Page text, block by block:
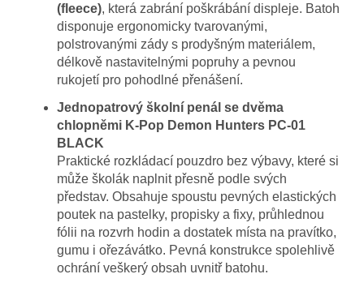
(fleece), která zabrání poškrábání displeje. Batoh
disponuje ergonomicky tvarovanými,
polstrovanými zády s prodyšným materiálem,
délkově nastavitelnými popruhy a pevnou
rukojetí pro pohodlné přenášení.
Jednopatrový školní penál se dvěma
chlopněmi K-Pop Demon Hunters PC-01
BLACK
Praktické rozkládací pouzdro bez výbavy, které si
může školák naplnit přesně podle svých
představ. Obsahuje spoustu pevných elastických
poutek na pastelky, propisky a fixy, průhlednou
fólii na rozvrh hodin a dostatek místa na pravítko,
gumu i ořezávátko. Pevná konstrukce spolehlivě
ochrání veškerý obsah uvnitř batohu.